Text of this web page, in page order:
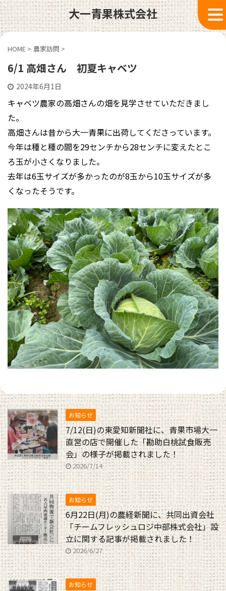
大一青果株式会社
HOME > 農家訪問 >
6/1 高畑さん 初夏キャベツ
2024年6月1日
キャベツ農家の高畑さんの畑を見学させていただきまし
た。
高畑さんは昔から大一青果に出荷してくださっています。
今年は種と種の間を29センチから28センチに変えたとこ
ろ玉が小さくなりました。
去年は6玉サイズが多かったのが8玉から10玉サイズが多
くなったそうです。
お知らせ
7/12(日)の東愛知新聞社に、青果市場大一
直営の店で開催した「勘助白桃試食販売
会」の様子が掲載されました！
2026/7/14
お知らせ
6月22日(月)の農経新聞に、共同出資会社
「チームフレッシュロジ中部株式会社」設
立に関する記事が掲載されました！
2026/6/27
お知らせ